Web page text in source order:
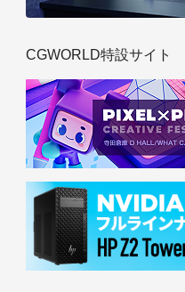
CGWORLD特設サイト